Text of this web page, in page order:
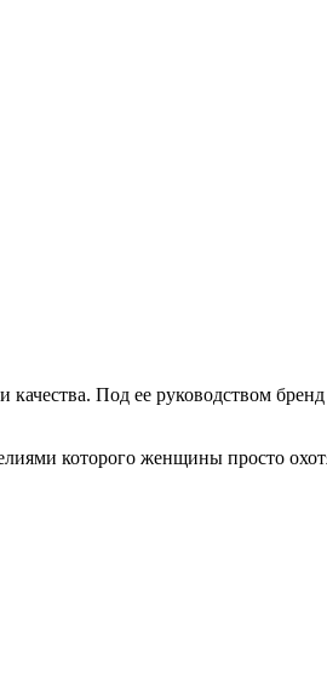
Под ее руководством
которого женщины просто